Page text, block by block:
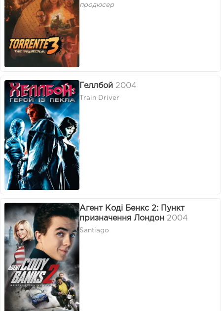
продюсер
Геллбой 2004
Train Driver
Агент Коді Бенкс 2: Пункт
призначення Лондон 2004
Santiago